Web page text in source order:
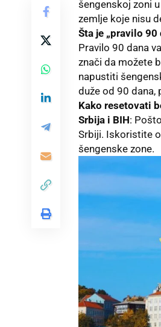
šengenskoj zoni
zemlje koje nisu
Šta je „pravilo 90
Pravilo 90 dana
znači da možete
napustiti
duže od 90 dana,
Kako resetovati
Srbija i BIH:
Srbiji. Iskoristite
šengenske zone.